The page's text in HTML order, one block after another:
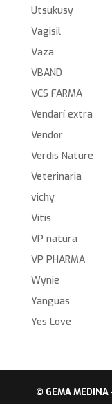
Utsukusy
Vagisil
Vaza
VBAND
VCS FARMA
Vendarí extra
Vendor
Verdis Nature
Veterinaria
vichy
Vitis
VP natura
VP PHARMA
Wynie
Yanguas
Yes Love
© GEMA MEDINA